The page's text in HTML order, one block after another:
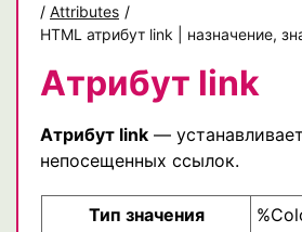
/ Attributes /
HTML атрибут link | назначение,
Атрибут link
Атрибут link —
непосещенных ссылок.
Тип значения